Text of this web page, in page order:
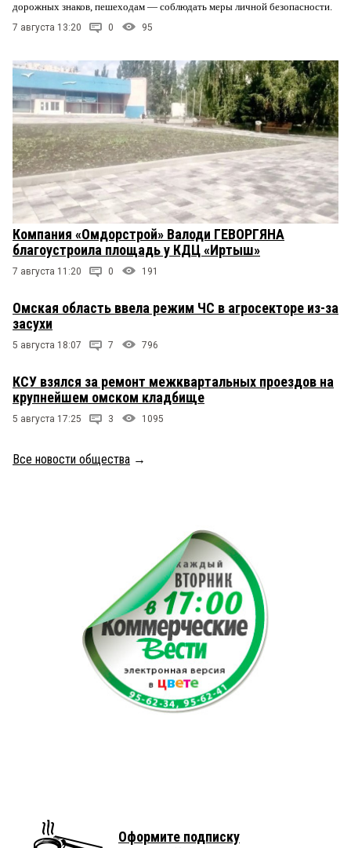
дорожных знаков, пешеходам — соблюдать меры личной безопасности.
7 августа 13:20 0 95
Компания «Омдорстрой» Валоди ГЕВОРГЯНА
благоустроила площадь у КДЦ «Иртыш»
7 августа 11:20 0 191
Омская область ввела режим ЧС в агросекторе из-за
засухи
5 августа 18:07 7 796
КСУ взялся за ремонт межквартальных проездов на
крупнейшем омском кладбище
5 августа 17:25 3 1095
Все новости общества →
Оформите подписку